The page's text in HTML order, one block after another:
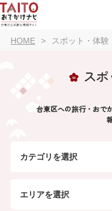
HOME スポット・体験
ス
台東区への旅行・おで
カテゴリを選択
エリアを選択